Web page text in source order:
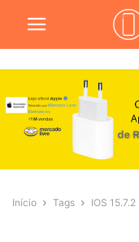
Início Tags IOS 15.7.2